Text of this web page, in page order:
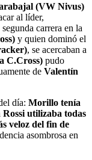
(VW Nivus)
al líder,
carrera en la
y quien dominó el
, se acercaban a
C.Cross) pudo
de Valentín
día: Morillo tenía
utilizaba todas
veloz del fin de
asombrosa en